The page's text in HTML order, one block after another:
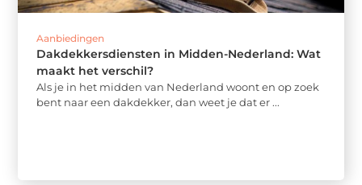
Aanbiedingen
Dakdekkersdiensten in Midden-Nederland: Wat
maakt het verschil?
Als je in het midden van Nederland woont en op zoek
bent naar een dakdekker, dan weet je dat er ...